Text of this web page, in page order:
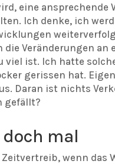
eine
Ich denke, ich
die Veränderungen
viel ist. Ich hatte
gerissen hat.
Daran ist nichts
gefällt?
mal
Zeitvertreib, wenn